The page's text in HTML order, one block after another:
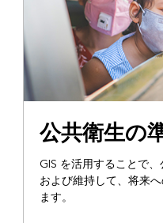
公共衛生の
GIS を活用することで
および維持して、将来
ます。